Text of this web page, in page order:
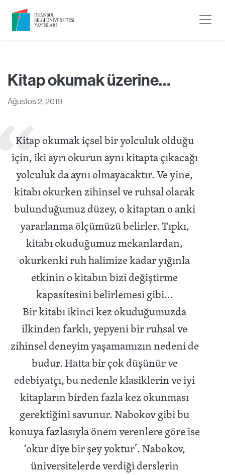
Kitap okumak üzerine…
Ağustos 2, 2019
Kitap okumak içsel bir yolculuk olduğu
için, iki ayrı okurun aynı kitapta çıkacağı
yolculuk da aynı olmayacaktır. Ve yine,
kitabı okurken zihinsel ve ruhsal olarak
bulunduğumuz düzey, o kitaptan o anki
yararlanma ölçümüzü belirler. Tıpkı,
kitabı okuduğumuz mekanlardan,
okurkenki ruh halimize kadar yığınla
etkinin o kitabın bizi değiştirme
kapasitesini belirlemesi gibi…
Bir kitabı ikinci kez okuduğumuzda
ilkinden farklı, yepyeni bir ruhsal ve
zihinsel deneyim yaşamamızın nedeni de
budur. Hatta bir çok düşünür ve
edebiyatçı, bu nedenle klasiklerin ve iyi
kitapların birden fazla kez okunması
gerektiğini savunur. Nabokov gibi bu
konuya fazlasıyla önem verenlere göre ise
‘okur diye bir şey yoktur’. Nabokov,
üniversitelerde verdiği derslerin